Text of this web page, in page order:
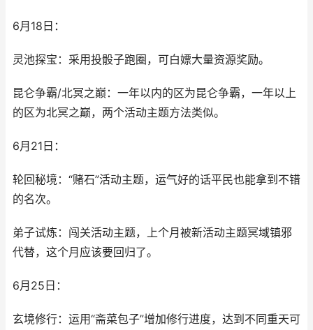
6月18日：
灵池探宝：采用投骰子跑圈，可白嫖大量资源奖励。
昆仑争霸/北冥之巅：一年以内的区为昆仑争霸，一年以上
的区为北冥之巅，两个活动主题方法类似。
6月21日：
轮回秘境：“赌石”活动主题，运气好的话平民也能拿到不错
的名次。
弟子试炼：闯关活动主题，上个月被新活动主题冥域镇邪
代替，这个月应该要回归了。
6月25日：
玄境修行：运用“斋菜包子”增加修行进度，达到不同重天可